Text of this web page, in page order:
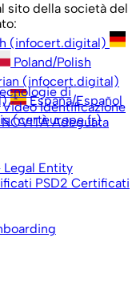
sito della società del
(infocert.digital)
Poland/Polish
(infocert.digital)
España/Español
(certeurope.fr)
di
Video Identificazione
NOVITÀ Adeguata
Legal Entity
PSD2 Certificati